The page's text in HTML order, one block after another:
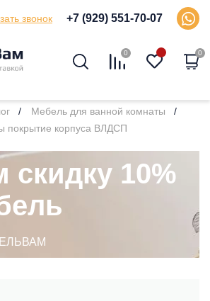
звонок +7 (929) 551-70-07
0 0
Мебель для ванной комнаты
покрытие корпуса ВЛДСП
скидку 10%